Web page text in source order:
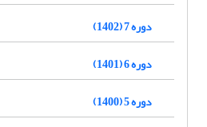
دوره 7 (1402)
دوره 6 (1401)
دوره 5 (1400)